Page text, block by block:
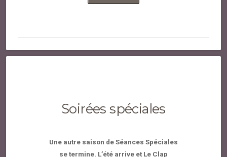
Soirées spéciales
Une autre saison de Séances Spéciales
se termine. L’été arrive et Le Clap